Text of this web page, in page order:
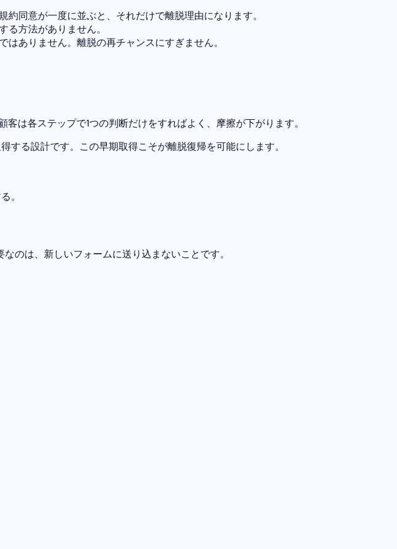
同意が一度に並ぶと、それだけで離脱理由になります。
方法がありません。
ありません。離脱の再チャンスにすぎません。
は各ステップで1つの判断だけをすればよく、摩擦が下がります。
る設計です。この早期取得こそが離脱復帰を可能にします。
。
のは、新しいフォームに送り込まないことです。